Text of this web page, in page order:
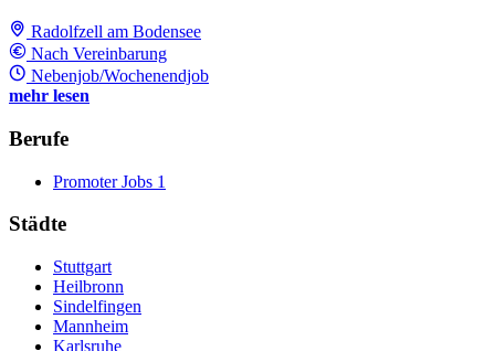
Radolfzell am Bodensee
Nach Vereinbarung
Nebenjob/Wochenendjob
mehr lesen
Berufe
Promoter Jobs 1
Städte
Stuttgart
Heilbronn
Sindelfingen
Mannheim
Karlsruhe